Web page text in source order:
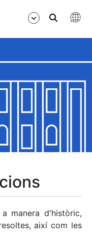
manera d'històric,
així com les